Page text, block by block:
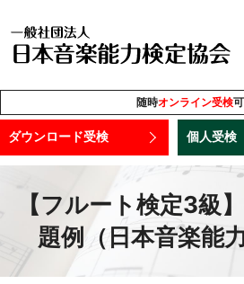
随時オンライン受検
ダウンロード受検 個人受検
【フルート検定3級
題例（日本音楽能